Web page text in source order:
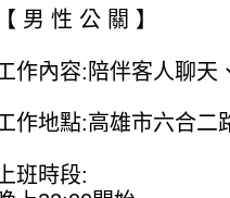
【 男 性 公 關 】
作內容:陪伴客人聊天
作地點:高雄市六合二
上班時段: